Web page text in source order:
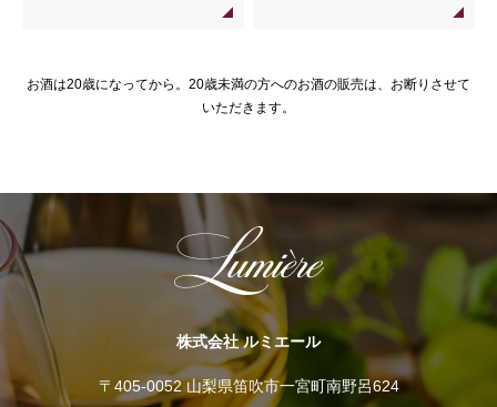
お酒は20歳になってから。20歳未満の方へのお酒の販売は、お断りさせて
いただきます。
株式会社 ルミエール
〒405-0052 山梨県笛吹市一宮町南野呂624